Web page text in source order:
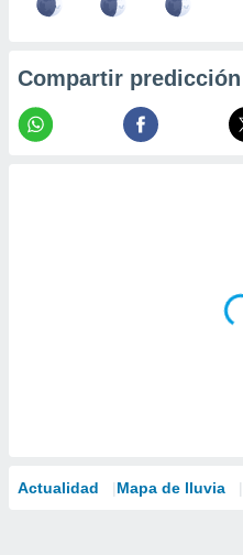
Compartir predicción
Actualidad Mapa de lluvia